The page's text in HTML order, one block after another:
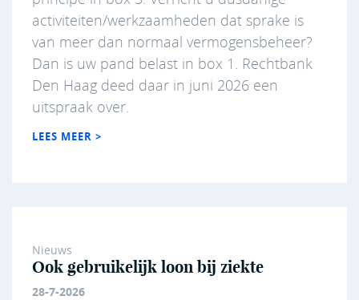
activiteiten/werkzaamheden dat sprake is
van meer dan normaal vermogensbeheer?
Dan is uw pand belast in box 1. Rechtbank
Den Haag deed daar in juni 2026 een
uitspraak over.
LEES MEER >
Nieuws
Ook gebruikelijk loon bij ziekte
28-7-2026